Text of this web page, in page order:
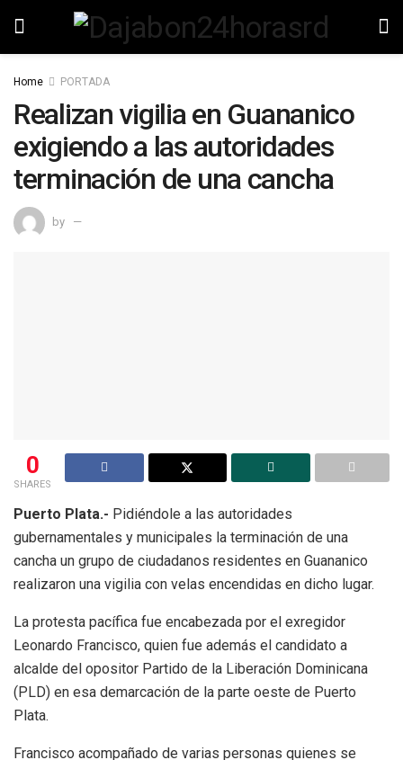
Home PORTADA
Realizan vigilia en Guananico
exigiendo a las autoridades
terminación de una cancha
by
0
SHARES
Puerto Plata.- Pidiéndole a las autoridades
gubernamentales y municipales la terminación de una
cancha un grupo de ciudadanos residentes en Guananico
realizaron una vigilia con velas encendidas en dicho lugar.
La protesta pacífica fue encabezada por el exregidor
Leonardo Francisco, quien fue además el candidato a
alcalde del opositor Partido de la Liberación Dominicana
(PLD) en esa demarcación de la parte oeste de Puerto
Plata.
Francisco acompañado de varias personas quienes se